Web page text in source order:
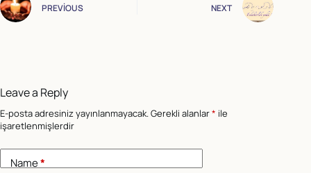
PREVIOUS NEXT
Leave a Reply
E-posta adresiniz yayınlanmayacak.Gerekli alanlar* ile
işaretlenmişlerdir
Name*